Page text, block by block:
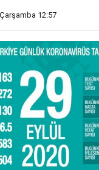
12:57